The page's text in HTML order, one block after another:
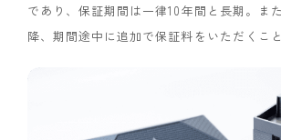
であり、保証期間は一律10年間と長期。ま
降、期間途中に追加で保証料をいただくこ